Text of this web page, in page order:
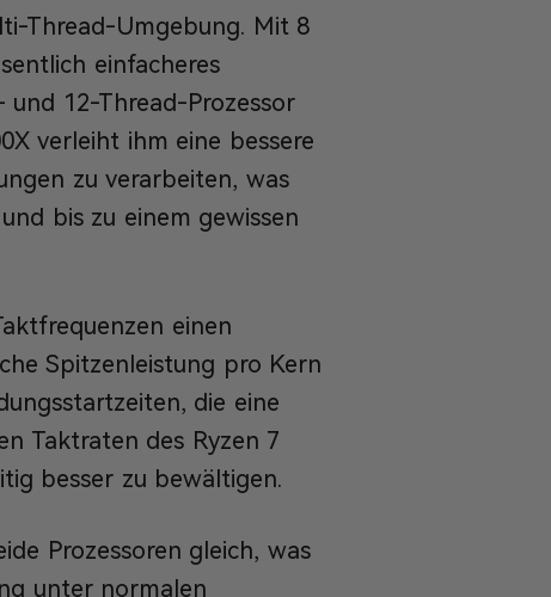
Thread-Umgebung. Mit 8
einfacheres
12-Thread-Prozessor
verleiht ihm eine bessere
zu verarbeiten, was
bis zu einem gewissen
einen
Spitzenleistung pro Kern
die eine
Taktraten des Ryzen 7
besser zu bewältigen.
Prozessoren gleich, was
unter normalen